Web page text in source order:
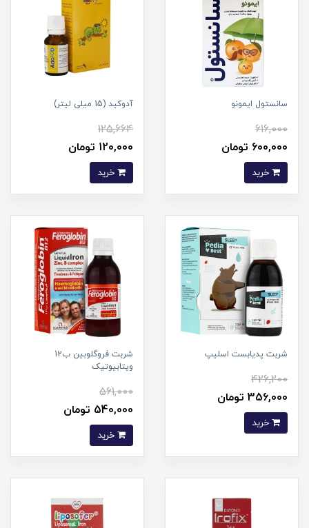
سانستول ایمونو
616,000
600,000 تومان
آدوکید (15 میلی لیتر)
125,664
120,000 تومان
شربت پدیابست اسلیپ
426,200
356,000 تومان
شربت فروگلوبین ب12
ویتابیوتیک
561,000
540,000 تومان